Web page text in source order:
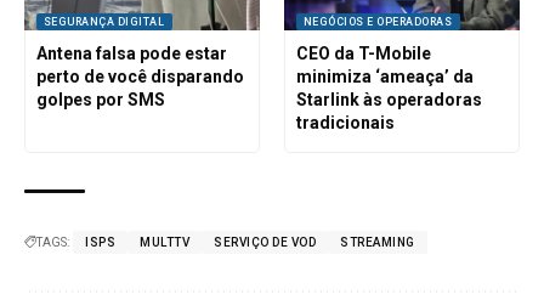
SEGURANÇA DIGITAL
Antena falsa pode estar
perto de você disparando
golpes por SMS
NEGÓCIOS E OPERADORAS
CEO da T-Mobile
minimiza ‘ameaça’ da
Starlink às operadoras
tradicionais
TAGS: ISPS MULTTV SERVIÇO DE VOD STREAMING